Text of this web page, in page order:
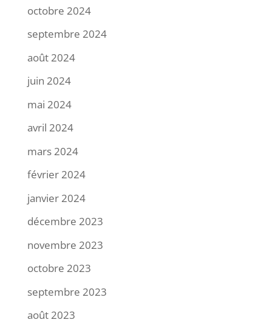
octobre 2024
septembre 2024
août 2024
juin 2024
mai 2024
avril 2024
mars 2024
février 2024
janvier 2024
décembre 2023
novembre 2023
octobre 2023
septembre 2023
août 2023